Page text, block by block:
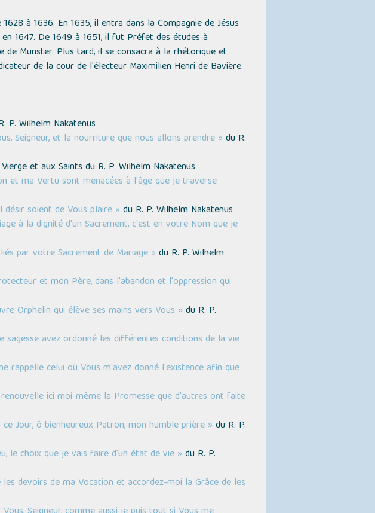
à 1636. En 1635, il entra dans la Compagnie de Jésus
1647. De 1649 à 1651, il fut Préfet des études à
de Münster. Plus tard, il se consacra à la rhétorique et
de la cour de l'électeur Maximilien Henri de Bavière.
P. Wilhelm Nakatenus
Seigneur, et la nourriture que nous allons prendre » du R.
et aux Saints du R. P. Wilhelm Nakatenus
et ma Vertu sont menacées à l'âge que je traverse
soient de Vous plaire » du R. P. Wilhelm Nakatenus
à la dignité d'un Sacrement, c'est en votre Nom que je
par votre Sacrement de Mariage » du R. P. Wilhelm
et mon Père, dans l'abandon et l'oppression qui
Orphelin qui élève ses mains vers Vous » du R. P.
avez ordonné les différentes conditions de la vie
rappelle celui où Vous m'avez donné l'existence afin que
renouvelle ici moi-même la Promesse que d'autres ont faite
Jour, ô bienheureux Patron, mon humble prière » du R. P.
le choix que je vais faire d'un état de vie » du R. P.
devoirs de ma Vocation et accordez-moi la Grâce de les